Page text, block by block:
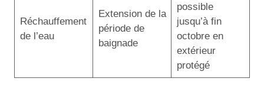
Réchauffement
de l’eau
Extension de la
période de
baignade
possible
jusqu’à fin
octobre en
extérieur
protégé